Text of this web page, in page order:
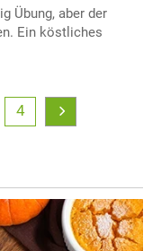
Übung, aber der
Ein köstliches
4